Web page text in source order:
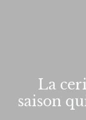
La
saison